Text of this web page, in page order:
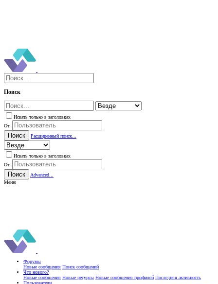
Поиск
Искать только в заголовках
От:
Поиск Расширенный поиск...
Искать только в заголовках
От:
Поиск
Advanced...
Меню
Форумы
Новые сообщения Поиск сообщений
Что нового?
Новые сообщения Новые ресурсы Новые сообщения профилей Последняя активность